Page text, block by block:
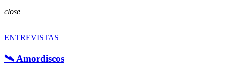
close
ENTREVISTAS
🛰️ Amordiscos